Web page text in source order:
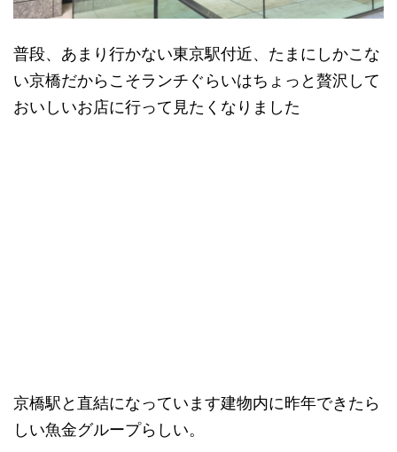
普段、あまり行かない東京駅付近、たまにしかこな
い京橋だからこそランチぐらいはちょっと贅沢して
おいしいお店に行って見たくなりました
京橋駅と直結になっています建物内に昨年できたら
しい魚金グループらしい。